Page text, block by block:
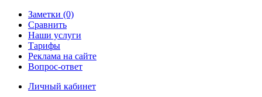
Заметки (0)
Сравнить
Наши услуги
Тарифы
Реклама на сайте
Вопрос-ответ
Личный кабинет